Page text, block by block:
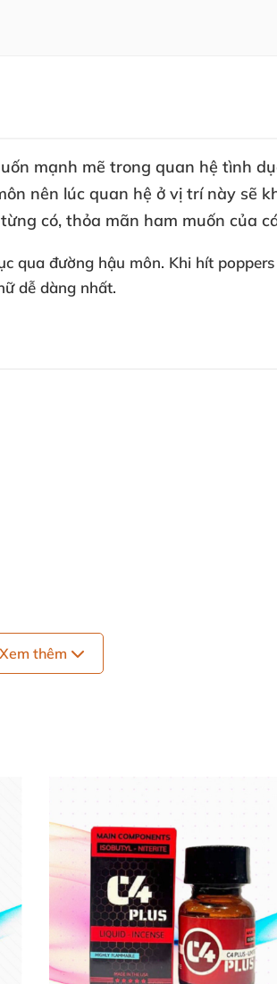
mạnh mẽ trong quan hệ tình
nên lúc quan hệ ở vị trí này sẽ
có, thỏa mãn ham muốn của
qua đường hậu môn. Khi hít
dễ dàng nhất.
Xem thêm